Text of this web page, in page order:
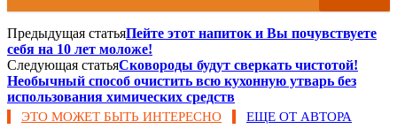
Предыдущая статьяПейте этот напиток и Вы почувствуете
себя на 10 лет моложе!
Следующая статьяСковороды будут сверкать чистотой!
Необычный способ очистить всю кухонную утварь без
использования химических средств
ЭТО МОЖЕТ БЫТЬ ИНТЕРЕСНО ЕЩЕ ОТ АВТОРА